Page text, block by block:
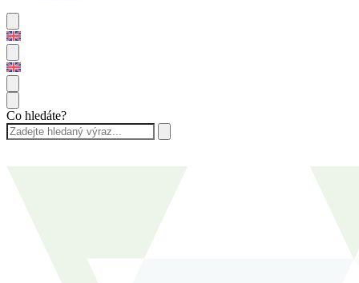
Co hledáte?